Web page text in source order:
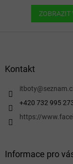
ZOBRAZIT
Kontakt
itboty@
+420 732 995
https://
Informace pro